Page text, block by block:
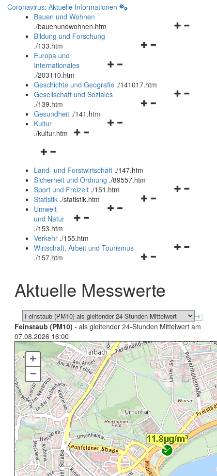
Coronavirus: Aktuelle Informationen
Bauen und Wohnen
./bauenundwohnen.htm
Navigationsmenü
Bildung und Forschung
./133.htm
Navigationsmenü
und
schließen
Europa und
Internationales
./203110.htm
Geschichte und Geografie ./141017.htm
Navigationsmenü
Gesellschaft und Soziales
./139.htm
Navigationsmenü
Gesundheit ./141.htm
Navigationsmenü
Kultur
./kultur.htm
Navigationsmenü
und
schließen
Land- und Forstwirtschaft ./147.htm
Sicherheit und Ordnung ./89557.htm
Navigationsmenü
Sport und Freizeit ./151.htm
Navigationsmenü
Statistik ./statistik.htm
Navigationsmenü
und
schließen
Umwelt
und Natur
./153.htm
Verkehr ./155.htm
Navigationsmenü
schließen
Wirtschaft, Arbeit und Tourismus
./157.htm
Aktuelle Messwerte
Feinstaub (PM10) - als gleitender 24-Stunden Mittelwert am
07.08.2026 16:00
+
–